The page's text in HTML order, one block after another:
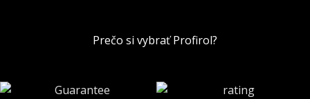
Prečo si vybrať Profirol?